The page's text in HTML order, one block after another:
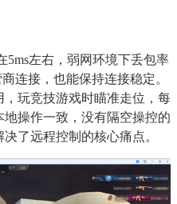
5ms左右，弱网环境下丢包率
连接，也能保持连接稳定。
玩竞技游戏时瞄准走位，每
操作一致，没有隔空操控的
了远程控制的核心痛点。